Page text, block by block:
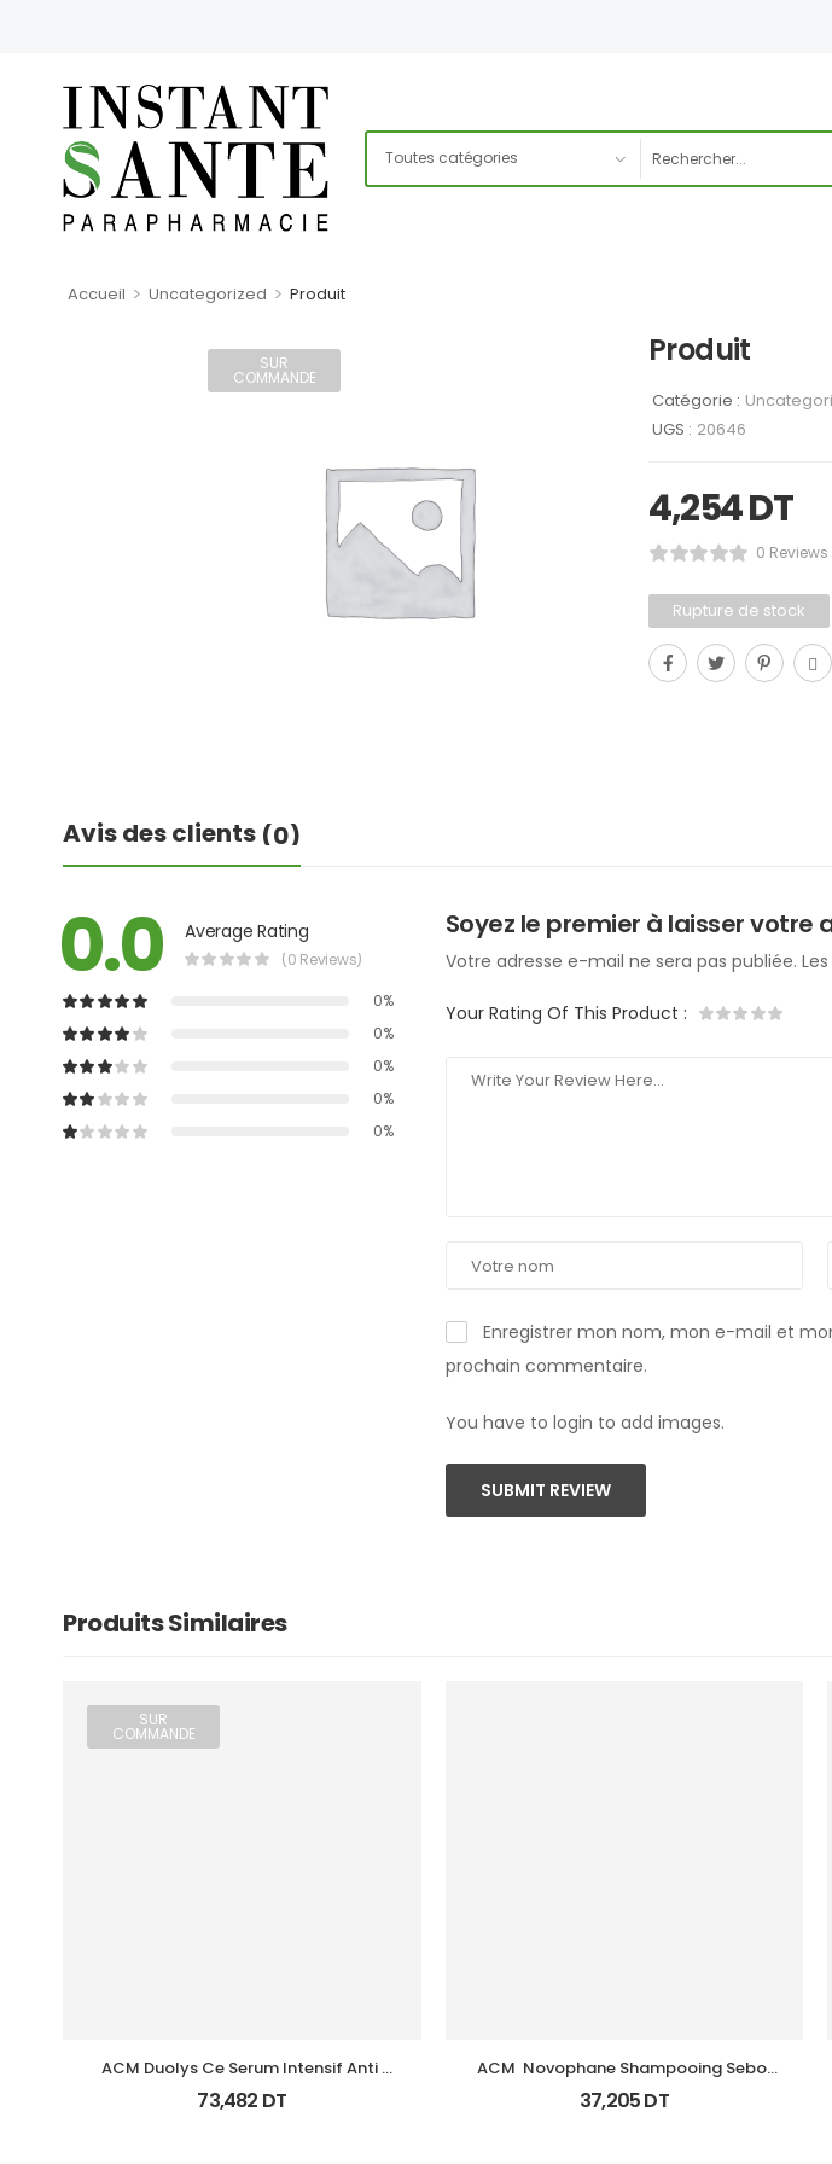
Accueil > Uncategorized > Produit
SUR
COMMANDE
Produit
Catégorie :
UGS : 20646
4,254DT
0 Reviews
Rupture de stock
Avis des clients (0)
0.0 Average Rating
(0 Reviews)
0%
0%
0%
0%
0%
Soyez le premier à laisser votre
Votre adresse e-mail ne sera pas publiée.
Your Rating Of This Product :
Enregistrer mon nom, mon e-mail et
prochain commentaire.
You have to login to add images.
SUBMIT REVIEW
Produits Similaires
SUR
COMMANDE
ACM Duolys Ce Serum Intensif Anti
Oxydant 15Ml
73,482 DT
ACM  Novophane Shampooing Sebo
Regulateur 200Ml
37,205DT